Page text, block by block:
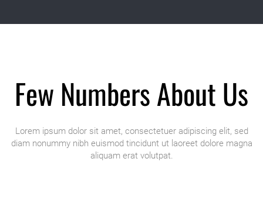
Few Numbers About Us
Lorem ipsum dolor sit amet, consectetuer adipiscing elit, sed
diam nonummy nibh euismod tincidunt ut laoreet dolore magna
aliquam erat volutpat.